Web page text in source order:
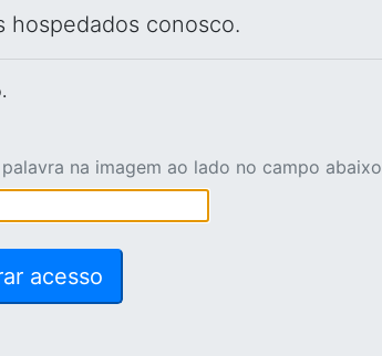
hospedados conosco.
na imagem ao lado no campo abaixo